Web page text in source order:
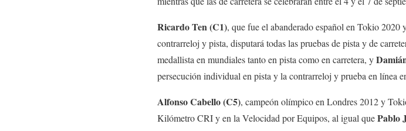
Ricardo Ten (C1), que fue el abanderado español en Tokio
contrarreloj y pista, disputará todas las pruebas de pista y de
medallista en mundiales tanto en pista como en carretera, y
persecución individual en pista y la contrarreloj y prueba en línea
Alfonso Cabello (C5), campeón olímpico en Londres 2012 y
Kilómetro CRI y en la Velocidad por Equipos, al igual quePablo